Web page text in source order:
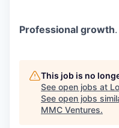
Professional growth
This job is no
See open jobs at
See open jobs
MMC Ventures.